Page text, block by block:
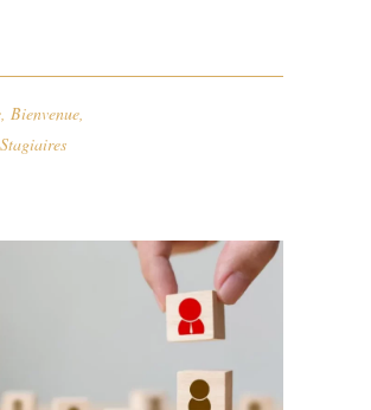
Bienvenue
Stagiaires